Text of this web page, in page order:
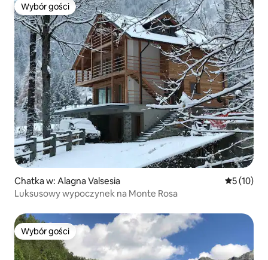
Wybór gości
Wybór gości
Chatka w: Alagna Valsesia Średnia
5 (10)
Luksusowy wypoczynek na Monte Rosa
Wybór gości
Wybór gości